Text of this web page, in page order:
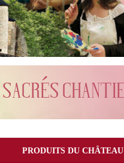
PRODUITS DU CHÂTEAU